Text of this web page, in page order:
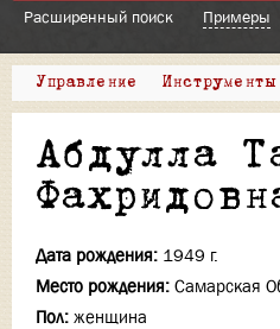
Расширенный поиск Примеры
Управление Инструменты
Абдулла
Дата рождения: 1949 г.
Место рождения: Самарская
Пол: женщина